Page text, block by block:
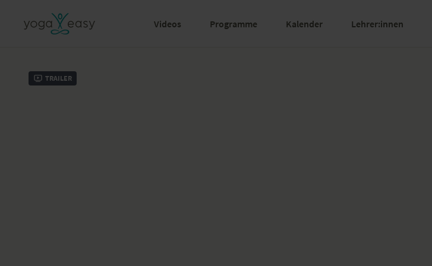
Videos Programme Kalender Lehrer:innen
Trailer